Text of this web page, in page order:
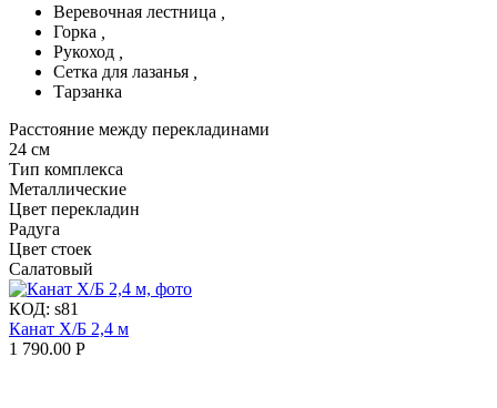
Веревочная лестница
Горка
Рукоход
Сетка для лазанья
Тарзанка
Расстояние между перекладинами
24 см
Тип комплекса
Металлические
Цвет перекладин
Радуга
Цвет стоек
Салатовый
КОД: s81
Канат Х/Б 2,4 м
1 790.00 Р